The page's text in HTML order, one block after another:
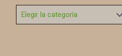
Categorías